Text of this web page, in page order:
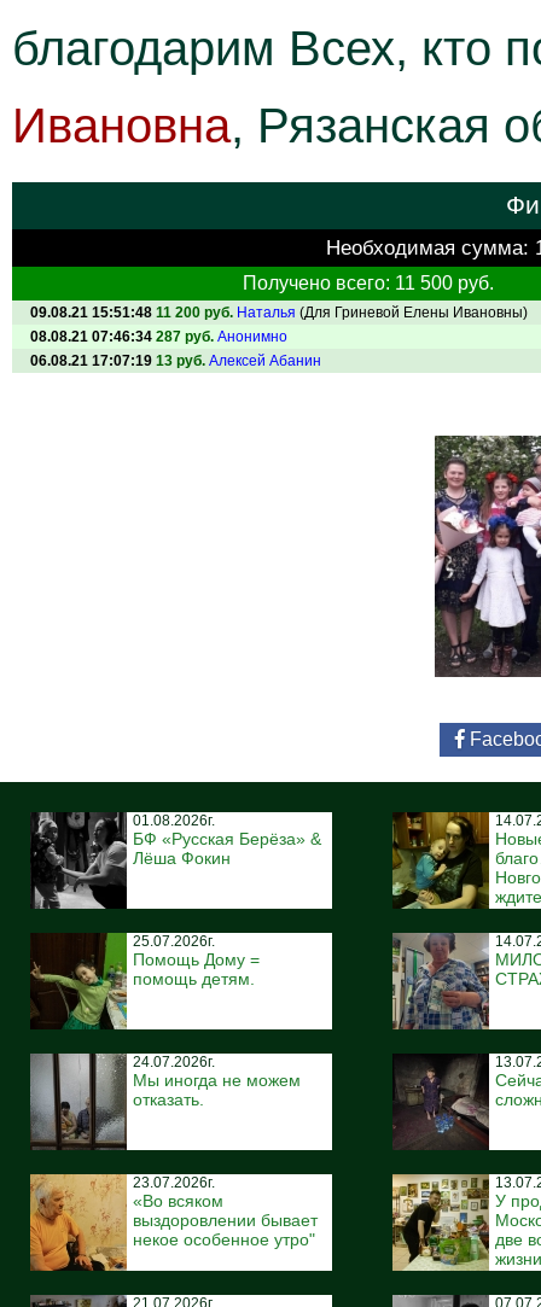
благодарим Всех, кто
Ивановна, Рязанская
Необходимая сумма:
Получено всего: 11 500 руб.
09.08.21 15:51:48 11 200 руб. Наталья (Для Гриневой Елены Ивановны)
08.08.21 07:46:34 287 руб. Анонимно
06.08.21 17:07:19 13 руб. Алексей Абанин
01.08.2026г.
БФ «Русская Берёза» &
Лёша Фокин
25.07.2026г.
Помощь Дому =
помощь детям.
24.07.2026г.
Мы иногда не можем
отказать.
23.07.2026г.
«Во всяком
выздоровлении бывает
некое особенное утро"
21.07.2026г.
У
две
жизни